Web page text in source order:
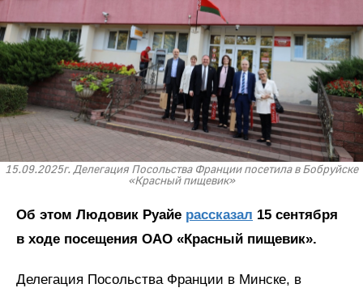
15.09.2025г. Делегация Посольства Франции посетила в Бобруйске
«Красный пищевик»
Об этом Людовик Руайе рассказал 15 сентября
в ходе посещения ОАО «Красный пищевик».
Делегация Посольства Франции в Минске, в